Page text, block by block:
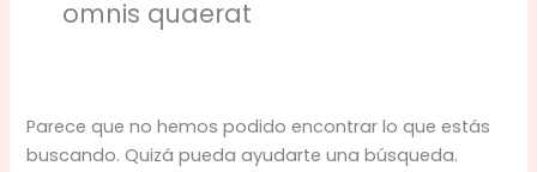
omnis quaerat
Parece que no hemos podido encontrar lo que estás
buscando. Quizá pueda ayudarte una búsqueda.